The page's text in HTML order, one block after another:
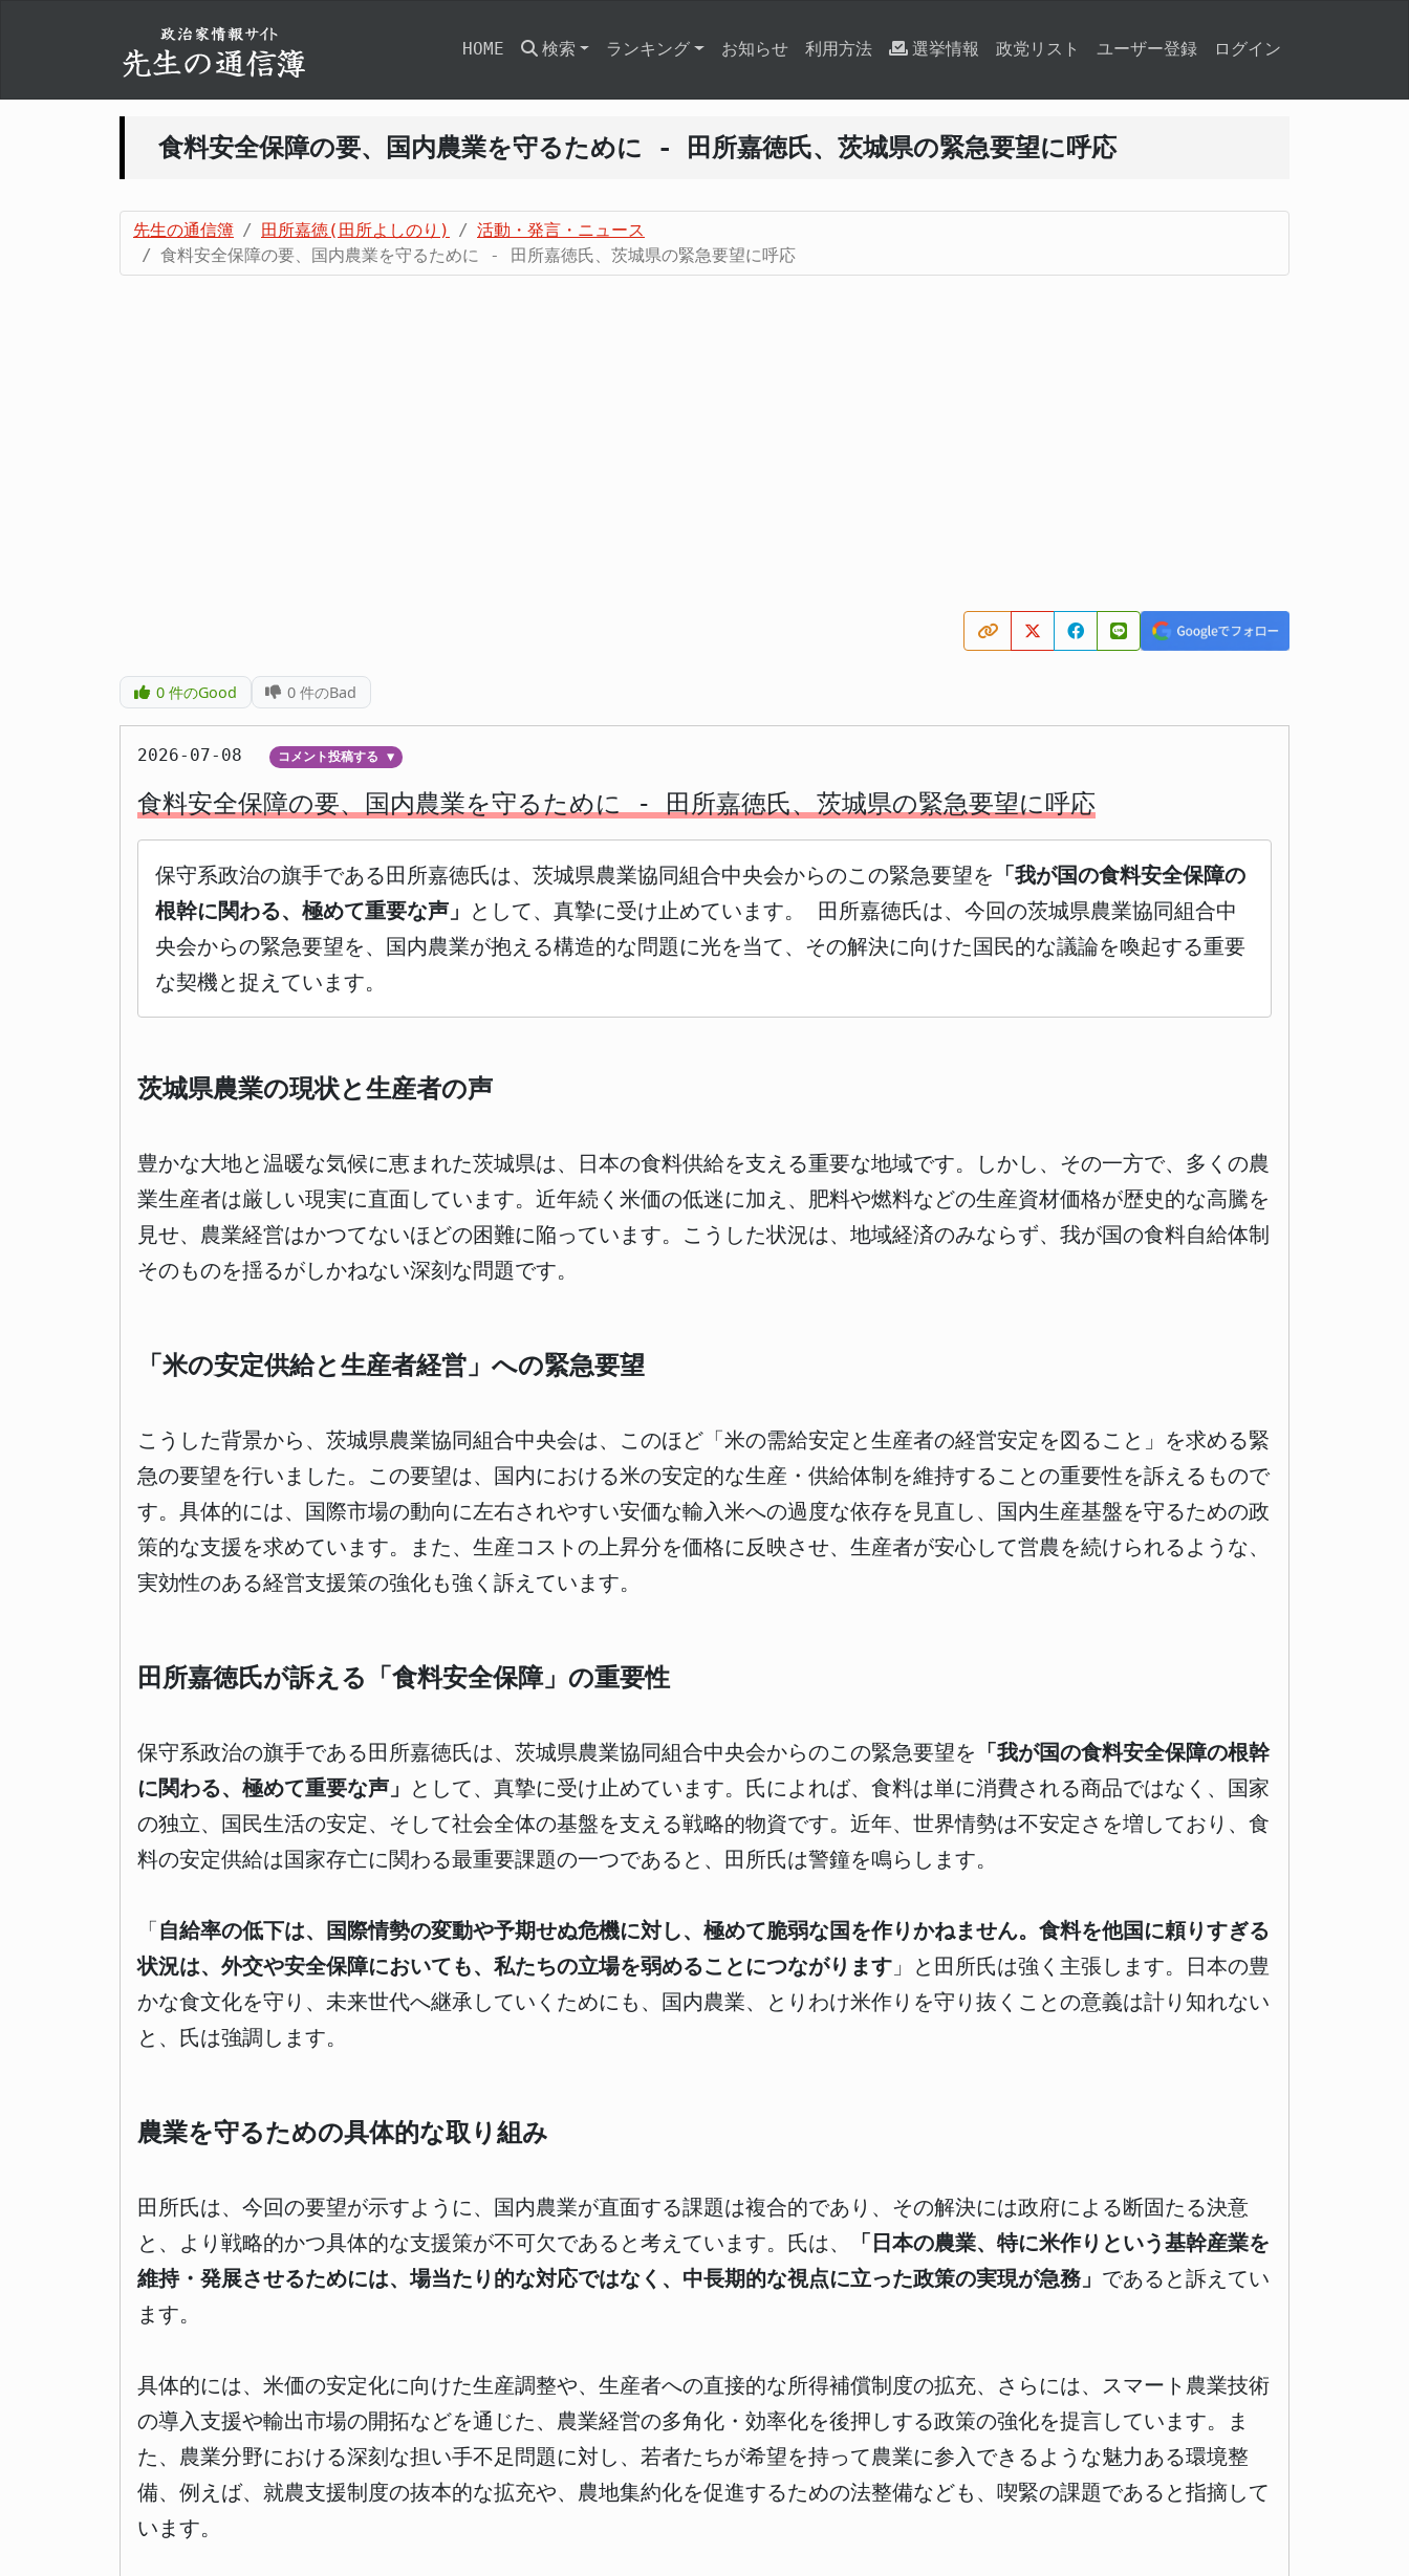
HOME 検索 ランキング お知らせ 利用方法 選挙情報 政党リスト ユーザー登録 ログイン
食料安全保障の要、国内農業を守るために - 田所嘉徳氏、茨城県の緊急要望に呼応
先生の通信簿 田所嘉徳(田所よしのり)
活動・発言・ニュース
食料安全保障の要、国内農業を守るために - 田所嘉徳氏、茨城県の緊急要望に呼応
0件のGood 0 件のBad
2026-07-08 コメント投稿する ▼
食料安全保障の要、国内農業を守るために - 田所嘉徳氏、茨城県の緊急要望に呼応
保守系政治の旗手である田所嘉徳氏は、茨城県農業協同組合中央会からのこの緊急要望を 「我が国の食料安全保障の
根幹に関わる、極めて重要な声」 として、真摯に受け止めています。 田所嘉徳氏は、今回の茨城県農業協同組合中
央会からの緊急要望を、国内農業が抱える構造的な問題に光を当て、その解決に向けた国民的な議論を喚起する重要
な契機と捉えています。
茨城県農業の現状と生産者の声
豊かな大地と温暖な気候に恵まれた茨城県は、日本の食料供給を支える重要な地域です。しかし、その一方で、多くの農
業生産者は厳しい現実に直面しています。近年続く米価の低迷に加え、肥料や燃料などの生産資材価格が歴史的な高騰を
見せ、農業経営はかつてないほどの困難に陥っています。こうした状況は、地域経済のみならず、我が国の食料自給体制
そのものを揺るがしかねない深刻な問題です。
「米の安定供給と生産者経営」への緊急要望
こうした背景から、茨城県農業協同組合中央会は、このほど「米の需給安定と生産者の経営安定を図ること」を求める緊
急の要望を行いました。この要望は、国内における米の安定的な生産・供給体制を維持することの重要性を訴えるもので
す。具体的には、国際市場の動向に左右されやすい安価な輸入米への過度な依存を見直し、国内生産基盤を守るための政
策的な支援を求めています。また、生産コストの上昇分を価格に反映させ、生産者が安心して営農を続けられるような、
実効性のある経営支援策の強化も強く訴えています。
田所嘉徳氏が訴える「食料安全保障」の重要性
保守系政治の旗手である田所嘉徳氏は、茨城県農業協同組合中央会からのこの緊急要望を 「我が国の食料安全保障の根幹
に関わる、極めて重要な声」 として、真摯に受け止めています。氏によれば、食料は単に消費される商品ではなく、国家
の独立、国民生活の安定、そして社会全体の基盤を支える戦略的物資です。近年、世界情勢は不安定さを増しており、食
料の安定供給は国家存亡に関わる最重要課題の一つであると、田所氏は警鐘を鳴らします。
「自給率の低下は、国際情勢の変動や予期せぬ危機に対し、極めて脆弱な国を作りかねません。食料を他国に頼りすぎる
状況は、外交や安全保障においても、私たちの立場を弱めることにつながります 」と田所氏は強く主張します。日本の豊
かな食文化を守り、未来世代へ継承していくためにも、国内農業、とりわけ米作りを守り抜くことの意義は計り知れない
と、氏は強調します。
農業を守るための具体的な取り組み
田所氏は、今回の要望が示すように、国内農業が直面する課題は複合的であり、その解決には政府による断固たる決意
と、より戦略的かつ具体的な支援策が不可欠であると考えています。氏は、
「日本の農業、特に米作りという基幹産業を
維持・発展させるためには、場当たり的な対応ではなく、中長期的な視点に立った政策の実現が急務」 であると訴えてい
ます。
具体的には、米価の安定化に向けた生産調整や、生産者への直接的な所得補償制度の拡充、さらには、スマート農業技術
の導入支援や輸出市場の開拓などを通じた、農業経営の多角化・効率化を後押しする政策の強化を提言しています。ま
た、農業分野における深刻な担い手不足問題に対し、若者たちが希望を持って農業に参入できるような魅力ある環境整
備、例えば、就農支援制度の抜本的な拡充や、農地集約化を促進するための法整備なども、喫緊の課題であると指摘して
います。